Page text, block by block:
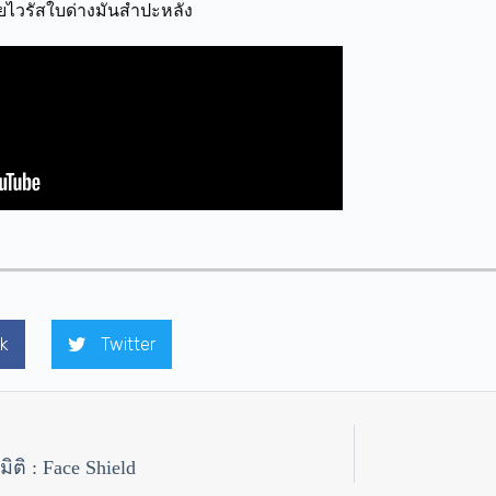
วรัสใบด่างมันสำปะหลัง
Twitter
: Face Shield